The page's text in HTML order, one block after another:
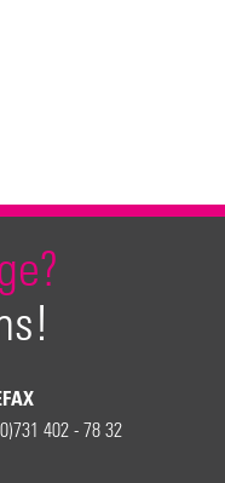
402 - 78 32